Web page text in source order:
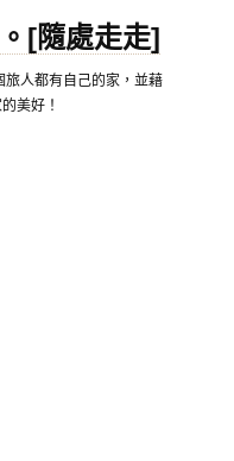
[隨處走走]
人都有自己的家，並藉
美好！